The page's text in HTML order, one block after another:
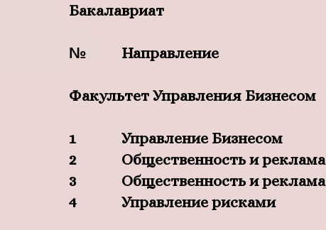
Бакалавриат
№ Направление
Факультет Управления Бизнесом
1 Управление Бизнесом
2
Общественность и реклама
3
Общественность и реклама
4
Управление рисками